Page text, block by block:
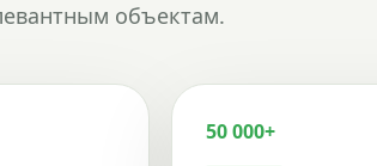
объектам.
50 000+